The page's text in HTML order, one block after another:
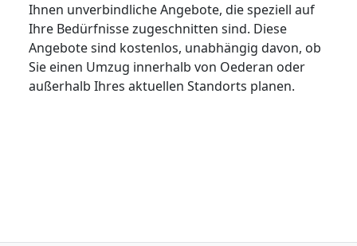
Ihnen unverbindliche Angebote, die speziell auf
Ihre Bedürfnisse zugeschnitten sind. Diese
Angebote sind kostenlos, unabhängig davon, ob
Sie einen Umzug innerhalb von Oederan oder
außerhalb Ihres aktuellen Standorts planen.